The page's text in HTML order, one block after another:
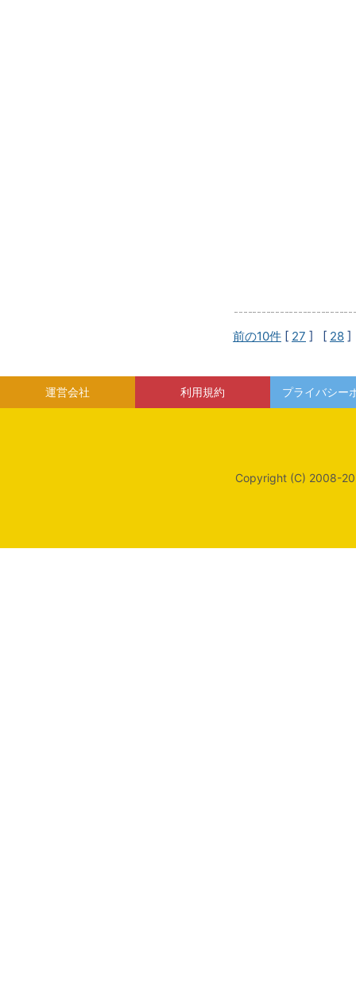
前の10件 [ 27 ] [ 28
運営会社 利用規約 プライバシー
Copyright (C) 2008-